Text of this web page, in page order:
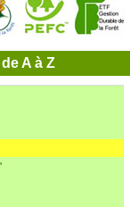
A à Z